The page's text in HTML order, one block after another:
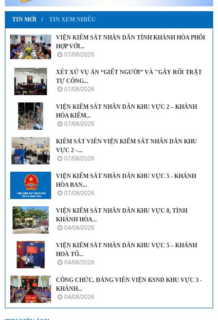
TIN MỚI TIN XEM NHIỀU
VIỆN KIỂM SÁT NHÂN DÂN TỈNH KHÁNH HÒA PHỐI
HỢP VỚI...
07/08/2026
XÉT XỬ VỤ ÁN “GIẾT NGƯỜI” VÀ "GÂY RỐI TRẬT
TỰ CÔNG...
07/08/2026
VIỆN KIỂM SÁT NHÂN DÂN KHU VỰC 2 – KHÁNH
HÒA KIỂM...
07/08/2026
KIỂM SÁT VIÊN VIỆN KIỂM SÁT NHÂN DÂN KHU
VỰC 2 –...
07/08/2026
VIỆN KIỂM SÁT NHÂN DÂN KHU VỰC 5 - KHÁNH
HÒA BAN...
07/08/2026
VIỆN KIỂM SÁT NHÂN DÂN KHU VỰC 8, TỈNH
KHÁNH HÒA...
04/08/2026
VIỆN KIỂM SÁT NHÂN DÂN KHU VỰC 5 – KHÁNH
HOÀ TỔ...
04/08/2026
CÔNG CHỨC, ĐẢNG VIÊN VIỆN KSND KHU VỰC 3 -
KHÁNH...
04/08/2026